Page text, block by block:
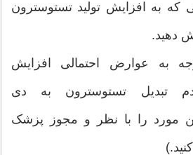
که به افزایش تولید تستوسترون
دهید.
به عوارض احتمالی افزایش
تبدیل تستوسترون به دی
مورد را با نظر و مجوز پزشک